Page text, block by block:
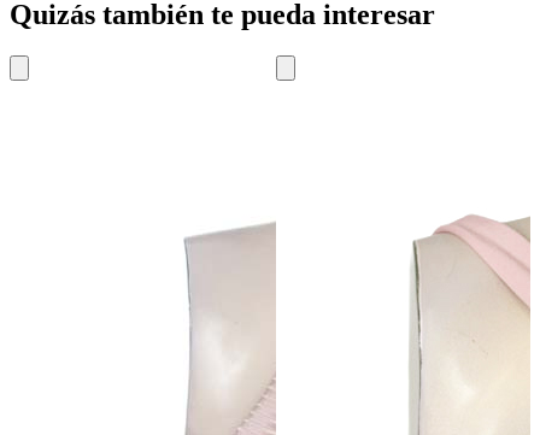
Quizás también te pueda interesar